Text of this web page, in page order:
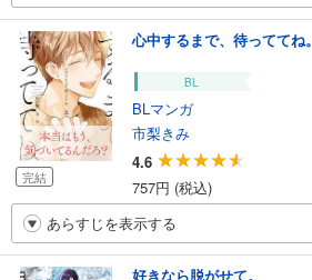
完結
心中するまで、待っててね。
BL
BLマンガ
市梨きみ
4.6
757円 (税込)
あらすじを表示する
好きなら脱がせて。